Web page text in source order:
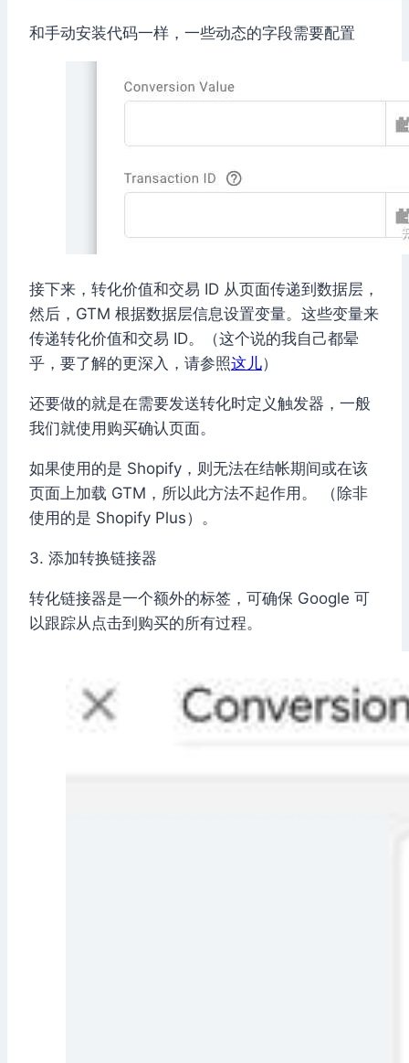
和手动安装代码一样，一些动态的字段需要配置
接下来，转化价值和交易 ID 从页面传递到数据层，
然后，GTM 根据数据层信息设置变量。这些变量来
传递转化价值和交易 ID。（这个说的我自己都晕
乎，要了解的更深入，请参照这儿）
还要做的就是在需要发送转化时定义触发器，一般
我们就使用购买确认页面。
如果使用的是 Shopify，则无法在结帐期间或在该
页面上加载 GTM，所以此方法不起作用。 （除非
使用的是 Shopify Plus）。
3. 添加转换链接器
转化链接器是一个额外的标签，可确保 Google 可
以跟踪从点击到购买的所有过程。